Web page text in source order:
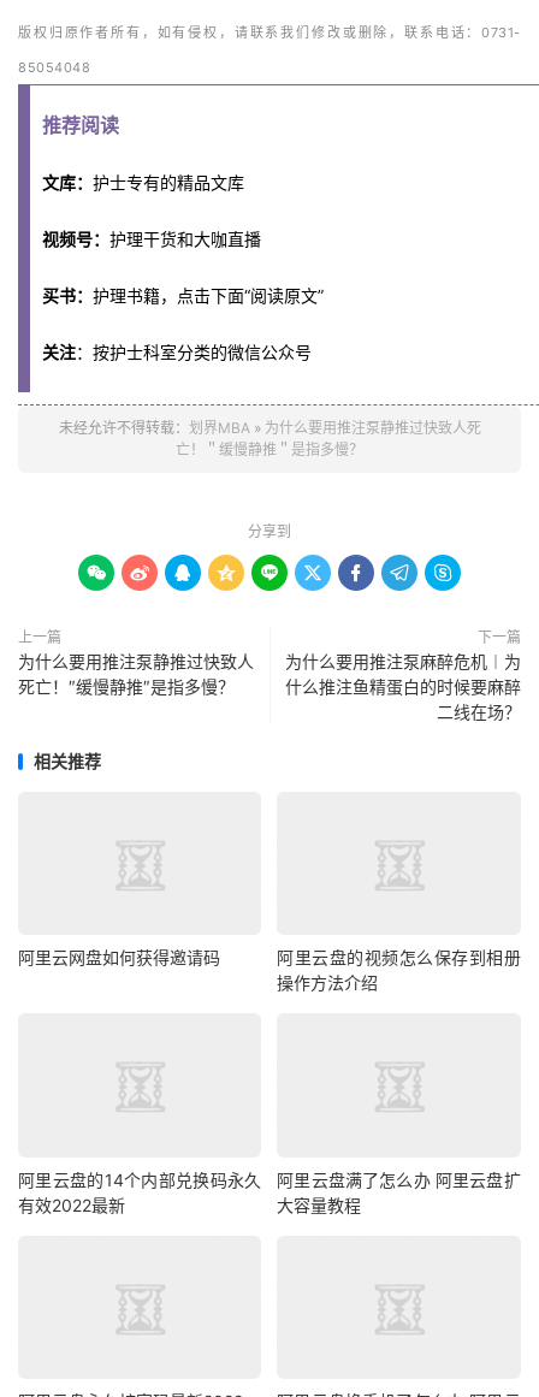
版权归原作者所有，如有侵权，请联系我们修改或删除，联系电话：0731-
85054048
推荐阅读
文库： 护士专有的精品文库
视频号： 护理干货和大咖直播
买书： 护理书籍，点击下面“阅读原文”
关注：按护士科室分类的微信公众号
未经允许不得转载： 划界MBA» 为什么要用推注泵静推过快致人死
亡！＂缓慢静推＂是指多慢？
分享到
        
上一篇
为什么要用推注泵静推过快致人
死亡！″缓慢静推″是指多慢？
下一篇
为什么要用推注泵麻醉危机︱为
什么推注鱼精蛋白的时候要麻醉
二线在场？
相关推荐
阿里云网盘如何获得邀请码
阿里云盘的视频怎么保存到相册
操作方法介绍
阿里云盘的14个内部兑换码永久
有效2022最新
阿里云盘满了怎么办 阿里云盘扩
大容量教程